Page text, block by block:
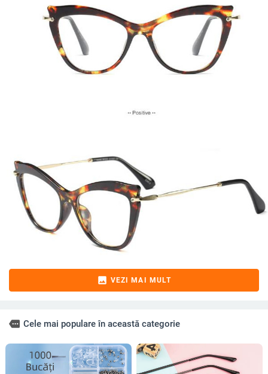
image VEZI MAI MULT
more Cele mai populare în această categorie